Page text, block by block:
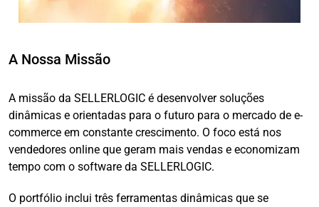
A Nossa Missão
A missão da SELLERLOGIC é desenvolver soluções
dinâmicas e orientadas para o futuro para o mercado de e-
commerce em constante crescimento. O foco está nos
vendedores online que geram mais vendas e economizam
tempo com o software da SELLERLOGIC.
O portfólio inclui três ferramentas dinâmicas que se